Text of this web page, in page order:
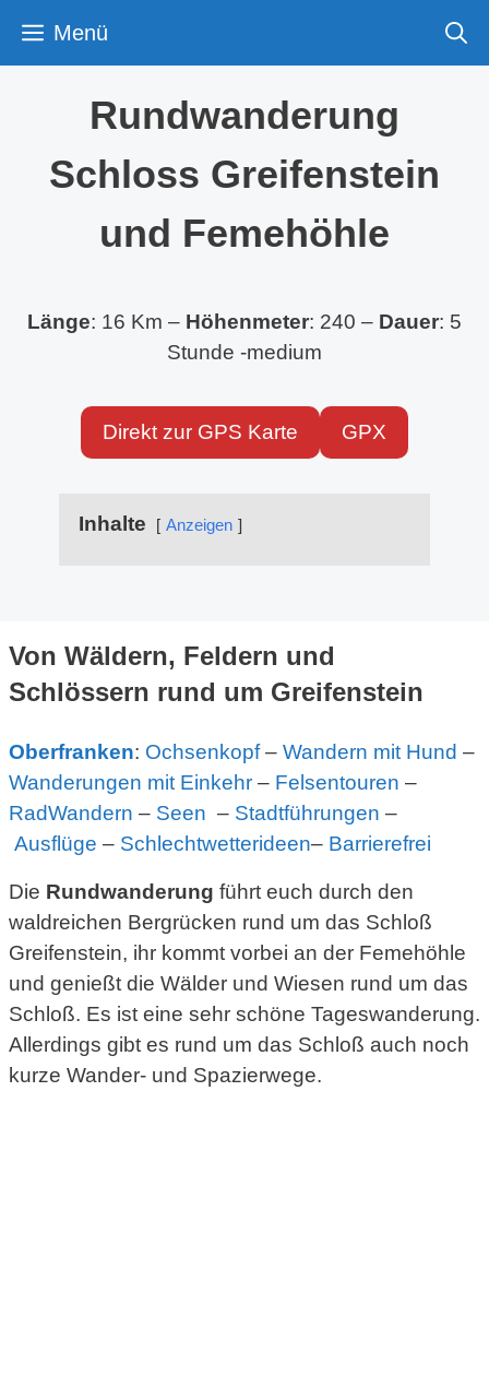
Inhalt Menü
Rundwanderung
Schloss Greifenstein
und Femehöhle
Länge: 16 Km – Höhenmeter: 240 – Dauer: 5
Stunde -medium
Direkt zur GPS Karte GPX
Inhalte Anzeigen
Von Wäldern, Feldern und
Schlössern rund um Greifenstein
Oberfranken: Ochsenkopf– Wandern mit Hund –
Wanderungen mit Einkehr – Felsentouren –
RadWandern – Seen – Stadtführungen –
Ausflüge – Schlechtwetterideen– Barrierefrei
Die Rundwanderung führt euch durch den
waldreichen Bergrücken rund um das Schloß
Greifenstein, ihr kommt vorbei an der Femehöhle
und genießt die Wälder und Wiesen rund um das
Schloß. Es ist eine sehr schöne Tageswanderung.
Allerdings gibt es rund um das Schloß auch noch
kurze Wander- und Spazierwege.